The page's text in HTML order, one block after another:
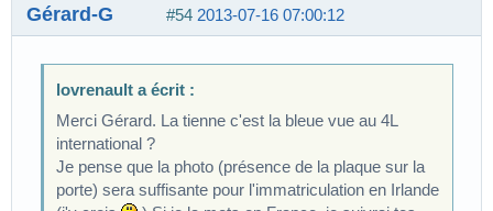
#54 2013-07-16 07:00:12
Gérard-G
lovrenault a écrit :
Merci Gérard. La tienne c'est la bleue vue au 4L
international ?
Je pense que la photo (présence de la plaque sur la
porte) sera suffisante pour l'immatriculation en Irlande